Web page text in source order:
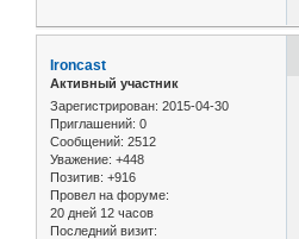
Ironcast
Активный участник
Зарегистрирован: 2015-04-30
Приглашений: 0
Сообщений: 2512
Уважение: +448
Позитив: +916
Провел на форуме:
20 дней 12 часов
Последний визит: